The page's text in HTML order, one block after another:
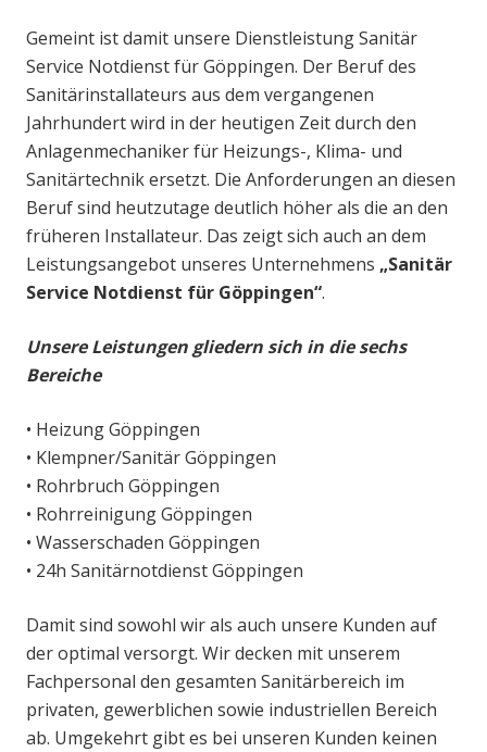
Gemeint ist damit unsere Dienstleistung Sanitär
Service Notdienst für Göppingen. Der Beruf des
Sanitärinstallateurs aus dem vergangenen
Jahrhundert wird in der heutigen Zeit durch den
Anlagenmechaniker für Heizungs-, Klima- und
Sanitärtechnik ersetzt. Die Anforderungen an diesen
Beruf sind heutzutage deutlich höher als die an den
früheren Installateur. Das zeigt sich auch an dem
Leistungsangebot unseres Unternehmens „Sanitär
Service Notdienst für Göppingen“.
Unsere Leistungen gliedern sich in die sechs
Bereiche
• Heizung Göppingen
• Klempner/Sanitär Göppingen
• Rohrbruch Göppingen
• Rohrreinigung Göppingen
• Wasserschaden Göppingen
• 24h Sanitärnotdienst Göppingen
Damit sind sowohl wir als auch unsere Kunden auf
der optimal versorgt. Wir decken mit unserem
Fachpersonal den gesamten Sanitärbereich im
privaten, gewerblichen sowie industriellen Bereich
ab. Umgekehrt gibt es bei unseren Kunden keinen